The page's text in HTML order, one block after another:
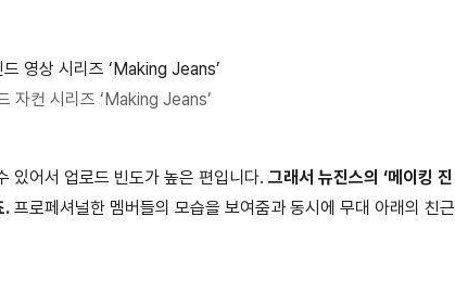
자컨 시리즈 ‘Making Jeans’
있어서 업로드 빈도가 높은 편입니다. 그래서 뉴진스의 ‘메이킹 진
. 프로페셔널한 멤버들의 모습을 보여줌과 동시에 무대 아래의 친근